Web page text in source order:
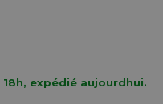
expédié aujourdhui.